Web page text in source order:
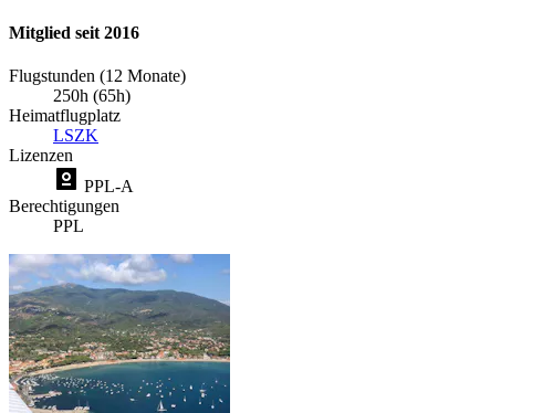
Mitglied seit 2016
Flugstunden (12 Monate)
250h (65h)
Heimatflugplatz
LSZK
Lizenzen
PPL-A
Berechtigungen
PPL